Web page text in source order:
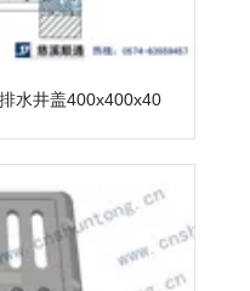
水井盖400x400x40